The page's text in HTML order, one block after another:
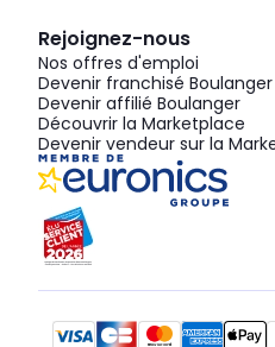
Rejoignez-nous
Nos offres d'emploi
Devenir franchisé Boulanger
Devenir affilié Boulanger
Découvrir la Marketplace
Devenir vendeur sur la